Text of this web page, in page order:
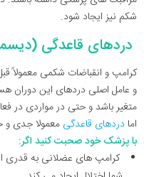
شکم نیز ایجاد شود.
دردهای قاعدگی
کرامپ و انقباضات شکمی معمولاً
و عامل اصلی دردهای این دوران
متغیر باشد و حتی در مواردی در
اما دردهای قاعدگی معمولا جدی و
با پزشک خود صحبت کنید اگر:
کرامپ های عضلانی به قدری